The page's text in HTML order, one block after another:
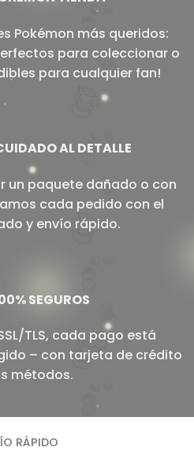
Pokémon más queridos:
para coleccionar o
para cualquier fan!
AL DETALLE
un paquete dañado o con
cada pedido con el
y envío rápido.
SEGUROS
TLS, cada pago está
– con tarjeta de crédito
métodos.
RÁPIDO